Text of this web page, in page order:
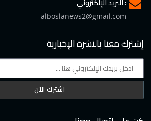
البريد الإلكتروني :
alboslanews2@gmail.com
إشترك معنا بالنشرة الإخبارية
اشترك الآن